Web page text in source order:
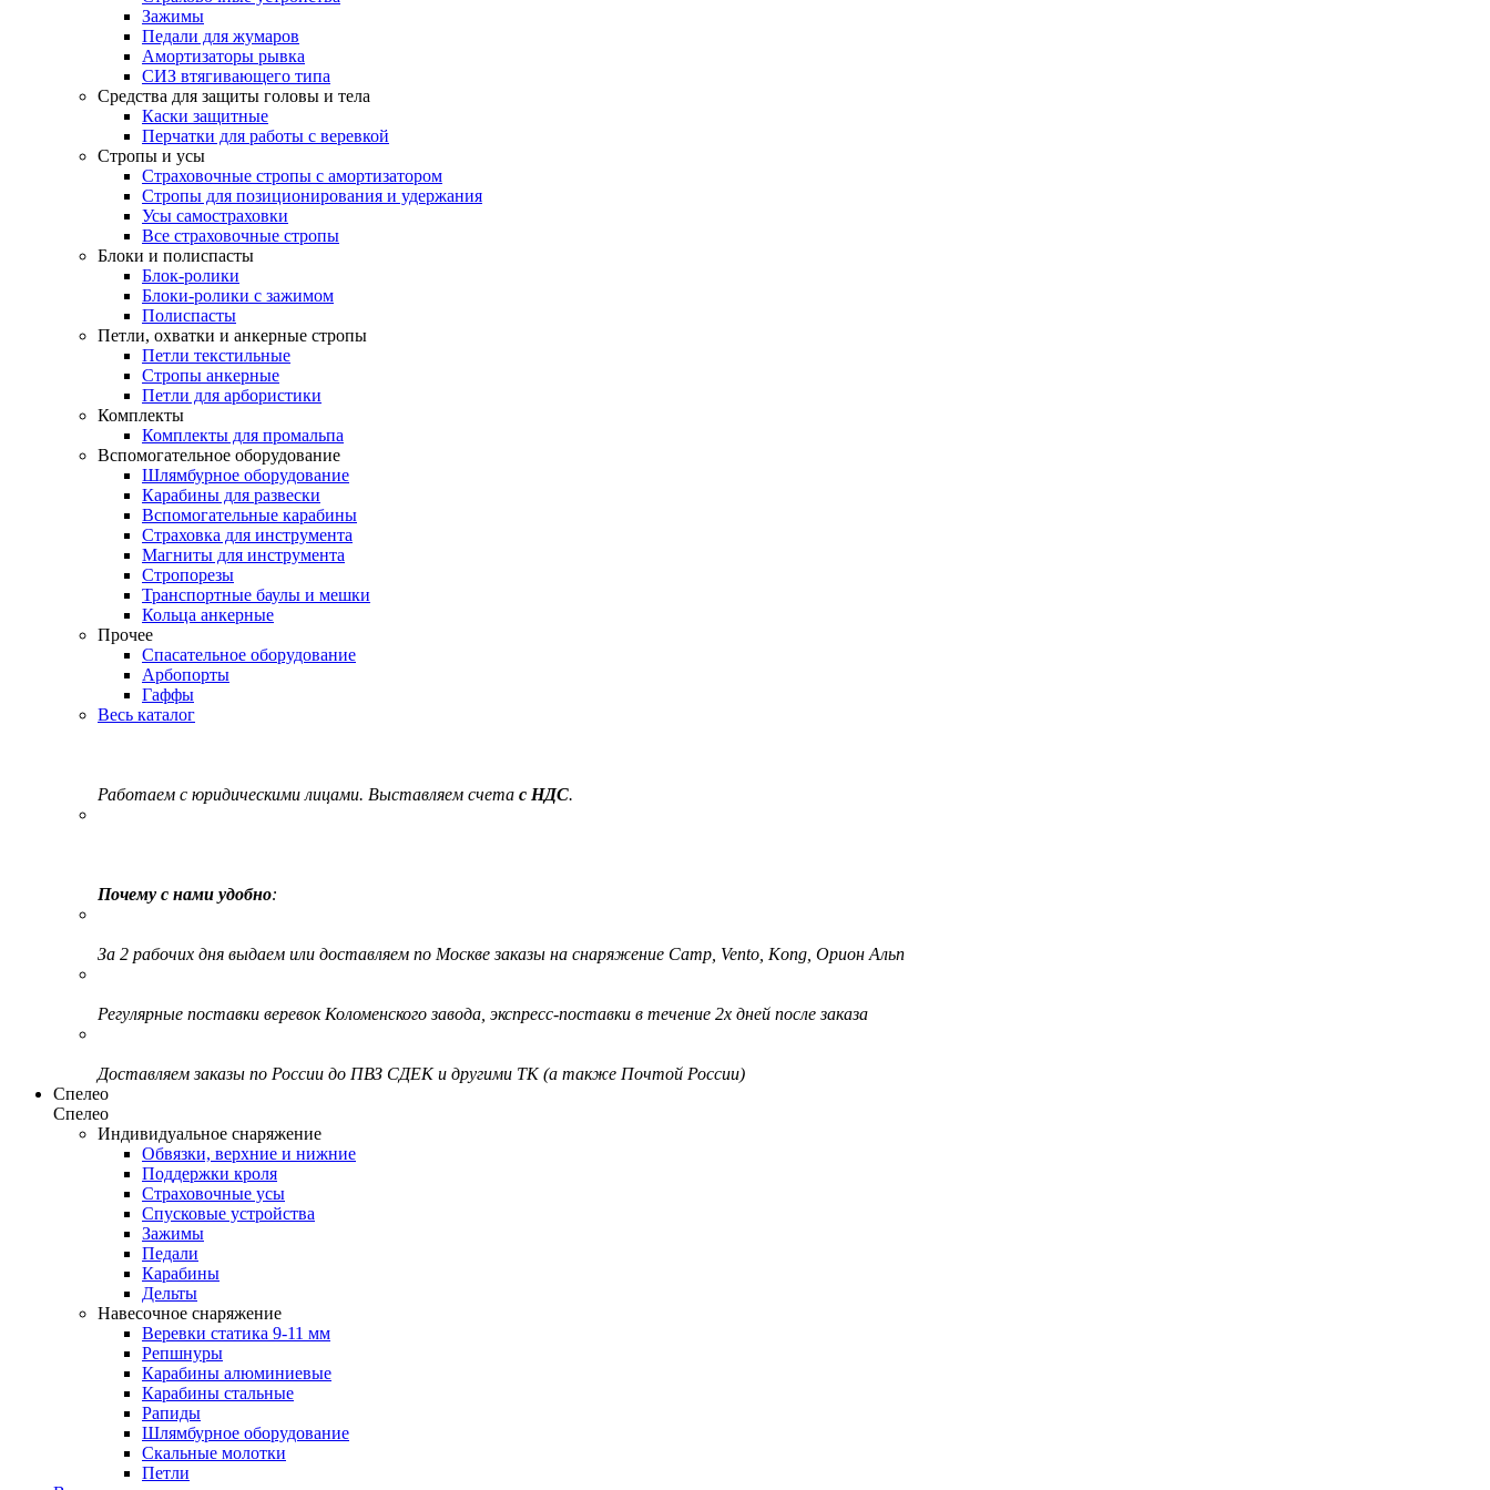
Зажимы
Педали для жумаров
Амортизаторы рывка
СИЗ втягивающего типа
Средства для защиты головы и тела
Каски защитные
Перчатки для работы с веревкой
Стропы и усы
Страховочные стропы с амортизатором
Стропы для позиционирования и удержания
Усы самостраховки
Все страховочные стропы
Блоки и полиспасты
Блок-ролики
Блоки-ролики с зажимом
Полиспасты
Петли, охватки и анкерные стропы
Петли текстильные
Стропы анкерные
Петли для арбористики
Комплекты
Комплекты для промальпа
Вспомогательное оборудование
Шлямбурное оборудование
Карабины для развески
Вспомогательные карабины
Страховка для инструмента
Магниты для инструмента
Стропорезы
Транспортные баулы и мешки
Кольца анкерные
Прочее
Спасательное оборудование
Арбопорты
Гаффы
Весь каталог
Работаем с юридическими лицами. Выставляем счета с НДС.
Почему с нами удобно:
За 2 рабочих дня выдаем или доставляем по Москве заказы на снаряжение Camp, Vento, Kong, Орион Альп
Регулярные поставки веревок Коломенского завода, экспресс-поставки в течение 2х дней после заказа
Доставляем заказы по России до ПВЗ СДЕК и другими ТК (а также Почтой России)
Спелео
Спелео
Индивидуальное снаряжение
Обвязки, верхние и нижние
Поддержки кроля
Страховочные усы
Спусковые устройства
Зажимы
Педали
Карабины
Дельты
Навесочное снаряжение
Веревки статика 9-11 мм
Репшнуры
Карабины алюминиевые
Карабины стальные
Рапиды
Шлямбурное оборудование
Скальные молотки
Петли